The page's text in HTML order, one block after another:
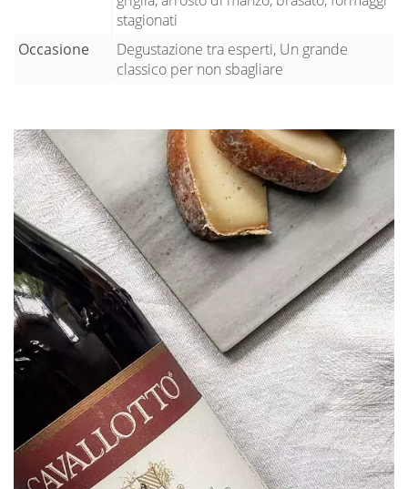
stagionati
Occasione
Degustazione tra esperti, Un grande
classico per non sbagliare